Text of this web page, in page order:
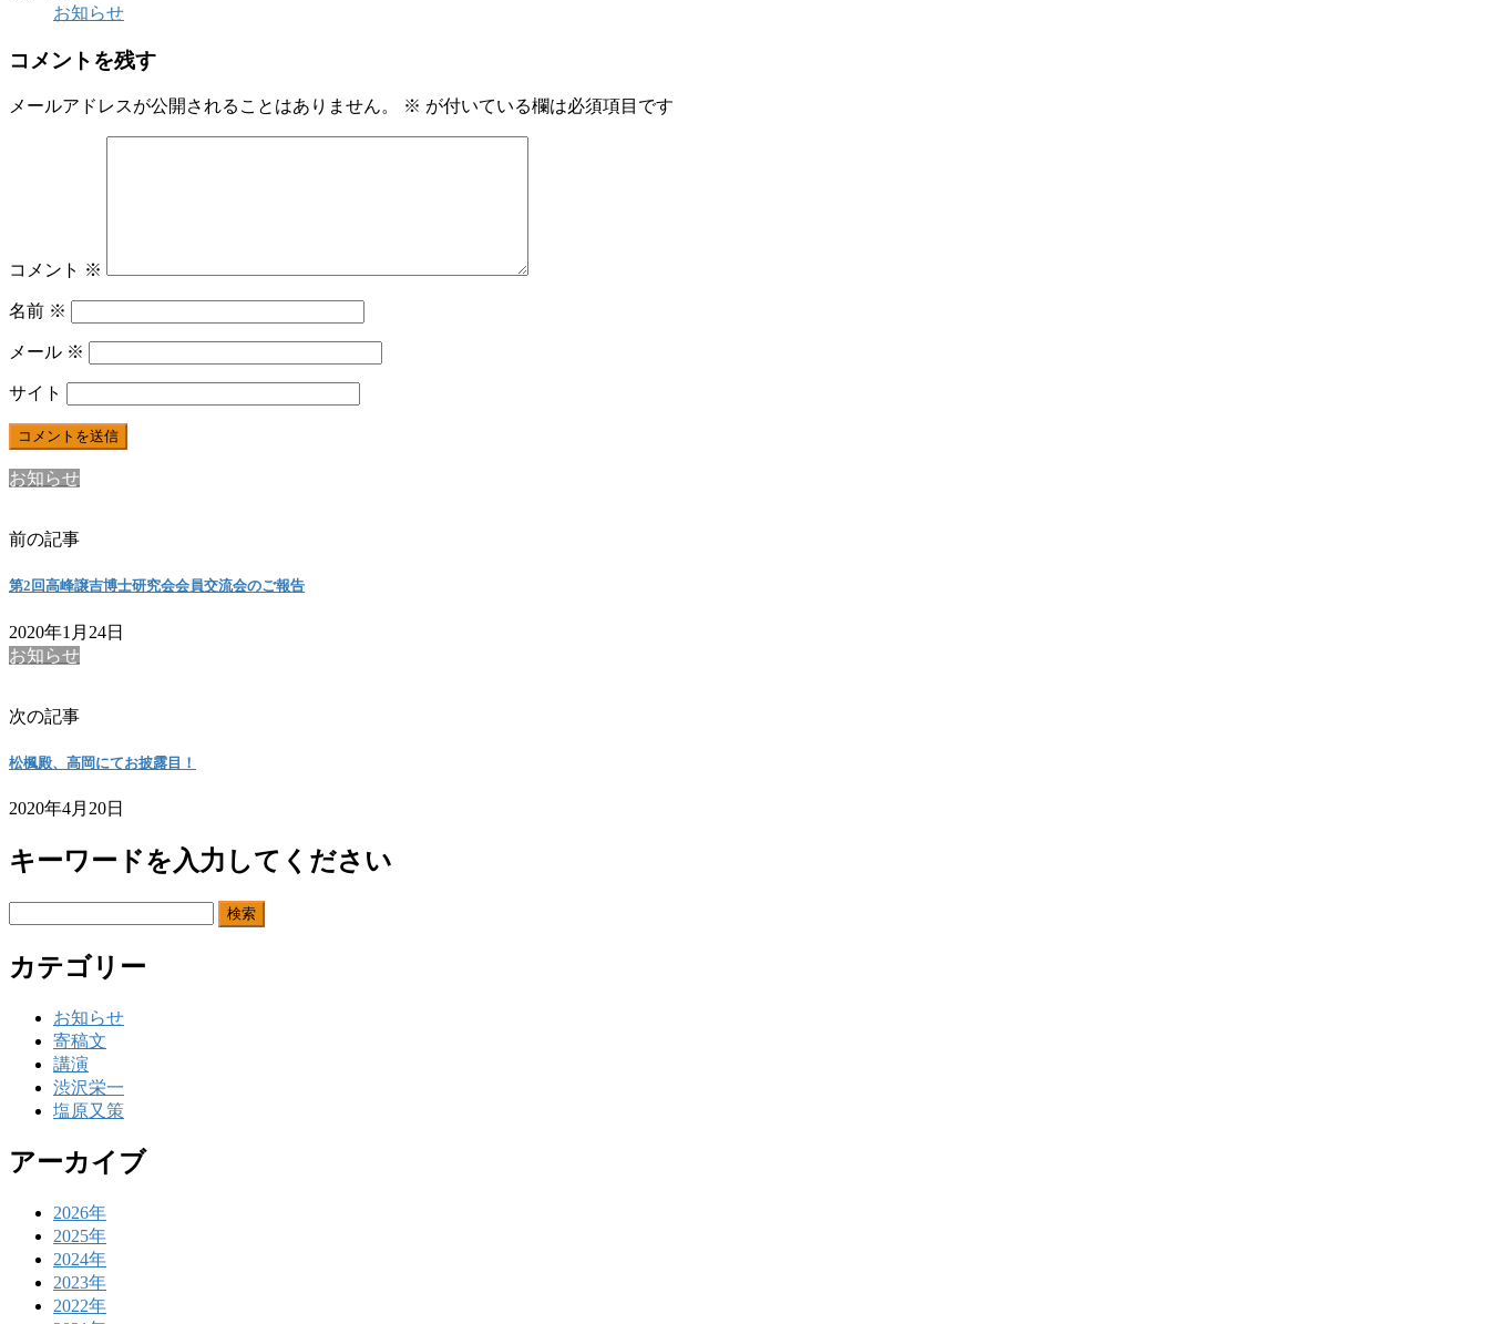
お知らせ
コメントを残す
メールアドレスが公開されることはありません。 ※ が付いている欄は必須項目です
コメント ※
名前 ※
メール ※
サイト
お知らせ
前の記事
第2回高峰譲吉博士研究会会員交流会のご報告
2020年1月24日
お知らせ
次の記事
松楓殿、高岡にてお披露目！
2020年4月20日
キーワードを入力してください
カテゴリー
お知らせ
寄稿文
講演
渋沢栄一
塩原又策
アーカイブ
2026年
2025年
2024年
2023年
2022年